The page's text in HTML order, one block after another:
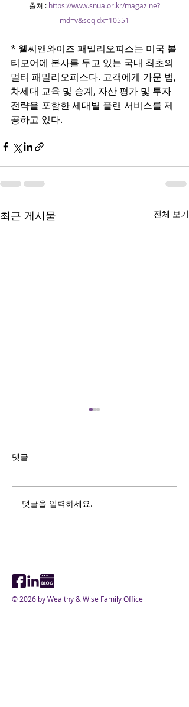
출처 : https://www.snua.or.kr/magazine?
md=v&seqidx=10551
* 웰씨앤와이즈 패밀리오피스는 미국 볼
티모어에 본사를 두고 있는 국내 최초의
멀티 패밀리오피스다. 고객에게 가문 법,
차세대 교육 및 승계, 자산 평가 및 투자
전략을 포함한 세대별 플랜 서비스를 제
공하고 있다.
최근 게시물 전체 보기
W&W FO, 2026년 5월 메
릴랜드 한인 여성 골프 토
댓글
댓글을 입력하세요.
© 2026 by Wealthy & Wise Family Office